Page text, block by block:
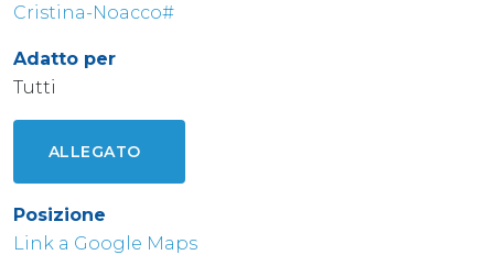
Cristina-Noacco#
Adatto per
Tutti
ALLEGATO
Posizione
Link a Google Maps